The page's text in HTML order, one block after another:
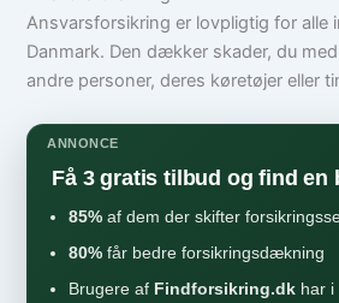
Ansvarsforsikring er lovpligtig for alle
Danmark. Den dækker skader, du
andre personer, deres køretøjer eller
ANNONCE
Få 3 gratis tilbud og find
85% af dem der skifter
80% får bedre forsikringsdækning
Brugere af Findforsikring.dk har i